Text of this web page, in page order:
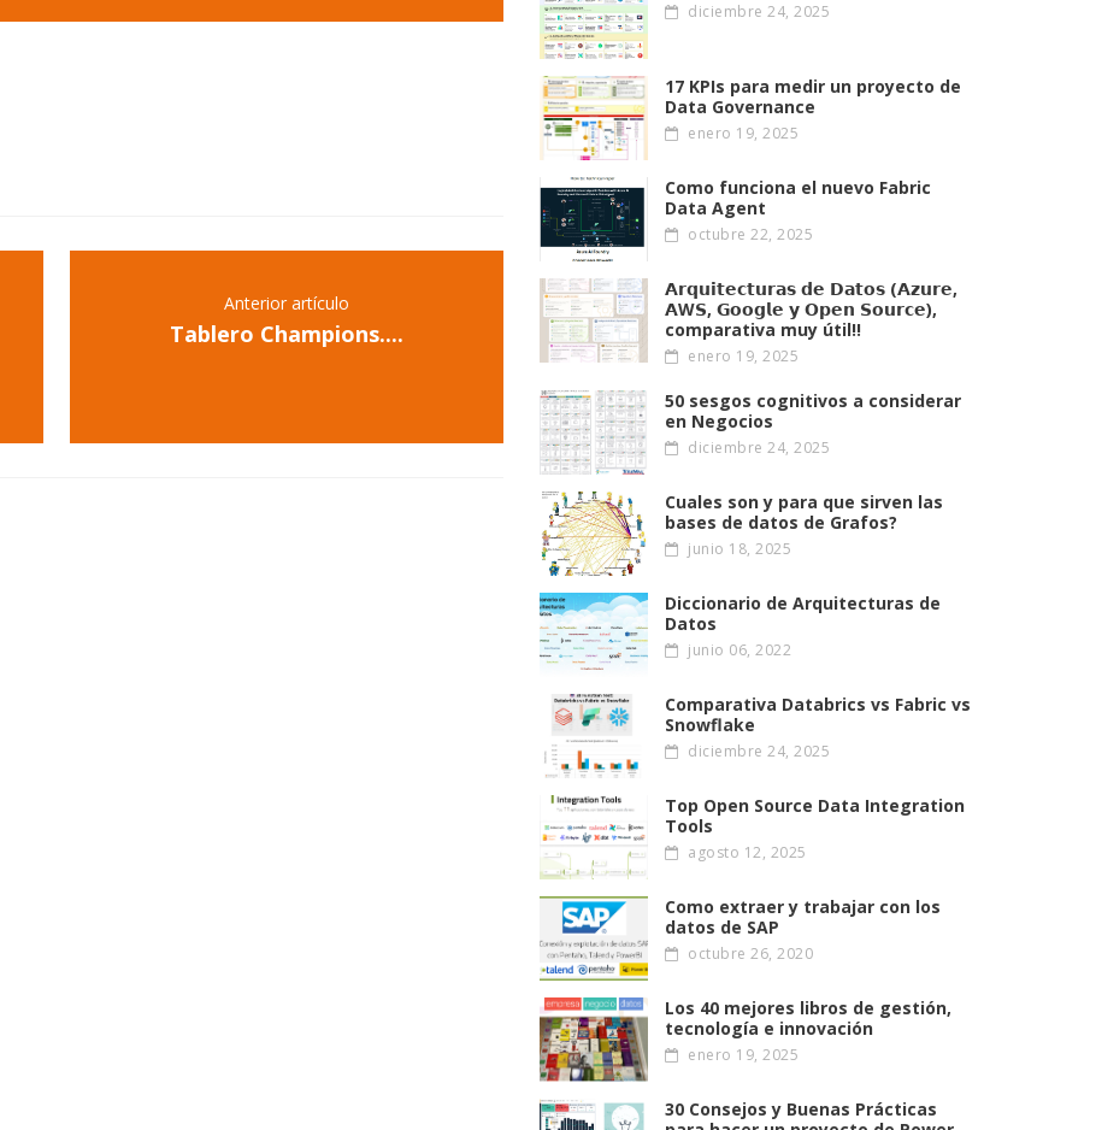
Anterior artículo
Tablero Champions....
diciembre 24, 2025
17 KPIs para medir un proyecto de
Data Governance
enero 19, 2025
Como funciona el nuevo Fabric
Data Agent
octubre 22, 2025
𝗔𝗿𝗾𝘂𝗶𝘁𝗲𝗰𝘁𝘂𝗿𝗮𝘀 𝗱𝗲 𝗗𝗮𝘁𝗼𝘀 (𝗔𝘇𝘂𝗿𝗲,
𝗔W𝗦, 𝗚𝗼𝗼𝗴𝗹𝗲 𝘆 𝗢𝗽𝗲𝗻 𝗦𝗼𝘂𝗿𝗰𝗲),
comparativa muy útil!!
enero 19, 2025
50 sesgos cognitivos a considerar
en Negocios
diciembre 24, 2025
Cuales son y para que sirven las
bases de datos de Grafos?
junio 18, 2025
Diccionario de Arquitecturas de
Datos
junio 06, 2022
Comparativa Databrics vs Fabric vs
Snowflake
diciembre 24, 2025
Top Open Source Data Integration
Tools
agosto 12, 2025
Como extraer y trabajar con los
datos de SAP
octubre 26, 2020
Los 40 mejores libros de gestión,
tecnología e innovación
enero 19, 2025
30 Consejos y Buenas Prácticas